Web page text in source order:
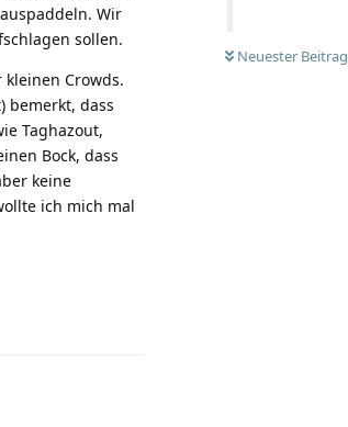
Neuester Beitrag
Wir
sollen.
Crowds.
bemerkt, dass
Taghazout,
Bock, dass
keine
ich mich mal